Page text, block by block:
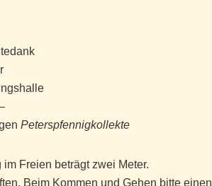
Peterspfennigkollekte
Freien beträgt zwei Meter.
Beim Kommen und Gehen bitte einen